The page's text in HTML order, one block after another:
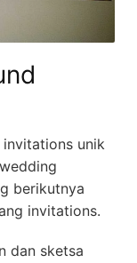
unik
berikutnya
invitations.
dan sketsa